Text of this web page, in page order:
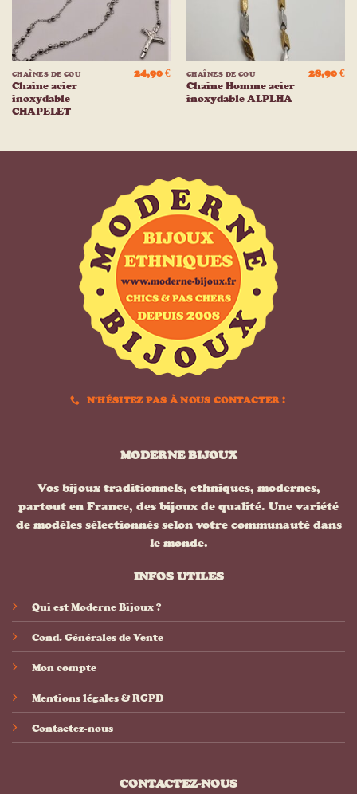
CHAÎNES DE COU
Chaine acier
inoxydable
CHAPELET
24,90€ CHAÎNES DE COU
Chaine Homme acier
inoxydable ALPLHA
28,90€
N'HÉSITEZ PAS À NOUS CONTACTER !
MODERNE BIJOUX
Vos bijoux traditionnels, ethniques, modernes,
partout en France, des bijoux de qualité. Une variété
de modèles sélectionnés selon votre communauté dans
le monde.
INFOS UTILES
Qui est Moderne Bijoux ?
Cond. Générales de Vente
Mon compte
Mentions légales & RGPD
Contactez-nous
CONTACTEZ-NOUS